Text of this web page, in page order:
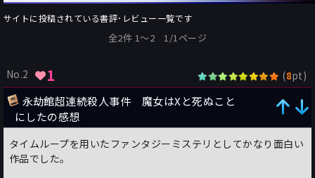
サイトに投稿されている書評･レビュー一覧です
全2件 1〜2 1/1ページ
No.2 1 (8pt)
永劫館超連続殺人事件 魔女はXと死ぬこと
にしたの感想
タイムループを用いたファンタジーミステリとしてかなり面白い
作品でした。